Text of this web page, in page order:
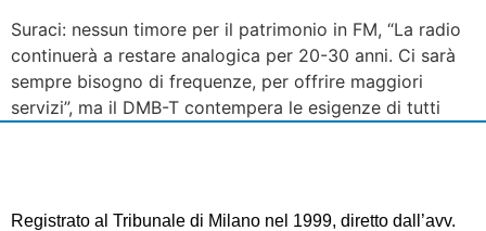
Suraci: nessun timore per il patrimonio in FM, “La radio
continuerà a restare analogica per 20-30 anni. Ci sarà
sempre bisogno di frequenze, per offrire maggiori
servizi”, ma il DMB-T contempera le esigenze di tutti
Registrato al Tribunale di Milano nel 1999, diretto dall’avv.